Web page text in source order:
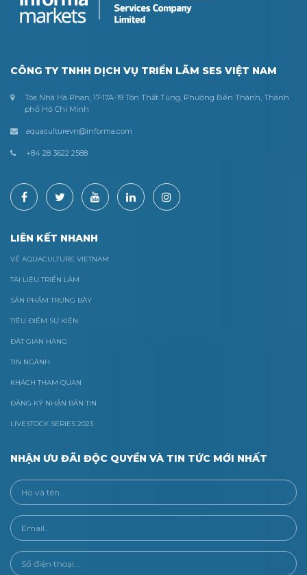
CÔNG TY TNHH DỊCH VỤ TRIỂN LÃM SES VIỆT NAM
Tòa Nhà Hà Phan, 17-17A-19 Tôn Thất Tùng, Phường Bến Thành, Thành
phố Hồ Chí Minh
aquaculturevn@informa.com
+84 28 3622 2588
LIÊN KẾT NHANH
VỀ AQUACULTURE VIETNAM
TÀI LIỆU TRIỂN LÃM
SẢN PHẨM TRƯNG BÀY
TIÊU ĐIỂM SỰ KIỆN
ĐẶT GIAN HÀNG
TIN NGÀNH
KHÁCH THAM QUAN
ĐĂNG KÝ NHẬN BẢN TIN
LIVESTOCK SERIES 2023
NHẬN ƯU ĐÃI ĐỘC QUYỀN VÀ TIN TỨC MỚI NHẤT